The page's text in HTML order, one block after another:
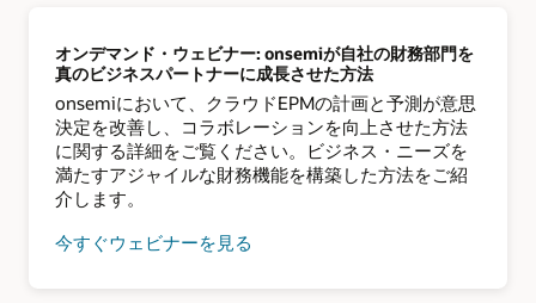
オンデマンド・ウェビナー: onsemiが自社の財務部門を
真のビジネスパートナーに成長させた方法
onsemiにおいて、クラウドEPMの計画と予測が意思
決定を改善し、コラボレーションを向上させた方法
に関する詳細をご覧ください。ビジネス・ニーズを
満たすアジャイルな財務機能を構築した方法をご紹
介します。
今すぐウェビナーを見る